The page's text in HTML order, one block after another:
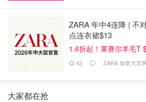
ZARA 年中4连降 | 不
点连衣裙$13
1.6折起！莱赛尔羊毛T
42 ZARA 加拿大官
大家都在抢